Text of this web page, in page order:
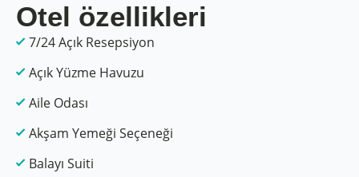
Otel özellikleri
7/24 Açık Resepsiyon
Açık Yüzme Havuzu
Aile Odası
Akşam Yemeği Seçeneği
Balayı Suiti